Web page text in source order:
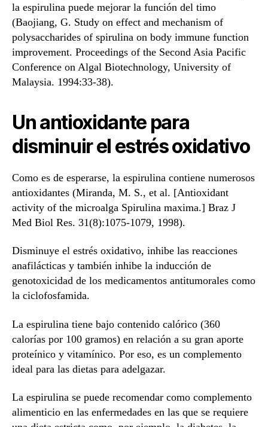
la espirulina puede mejorar la función del timo
(Baojiang, G. Study on effect and mechanism of
polysaccharides of spirulina on body immune function
improvement. Proceedings of the Second Asia Pacific
Conference on Algal Biotechnology, University of
Malaysia. 1994:33-38).
Un antioxidante para
disminuir el estrés oxidativo
Como es de esperarse, la espirulina contiene numerosos
antioxidantes (Miranda, M. S., et al. [Antioxidant
activity of the microalga Spirulina maxima.] Braz J
Med Biol Res. 31(8):1075-1079, 1998).
Disminuye el estrés oxidativo, inhibe las reacciones
anafilácticas y también inhibe la inducción de
genotoxicidad de los medicamentos antitumorales como
la ciclofosfamida.
La espirulina tiene bajo contenido calórico (360
calorías por 100 gramos) en relación a su gran aporte
proteínico y vitamínico. Por eso, es un complemento
ideal para las dietas para adelgazar.
La espirulina se puede recomendar como complemento
alimenticio en las enfermedades en las que se requiere